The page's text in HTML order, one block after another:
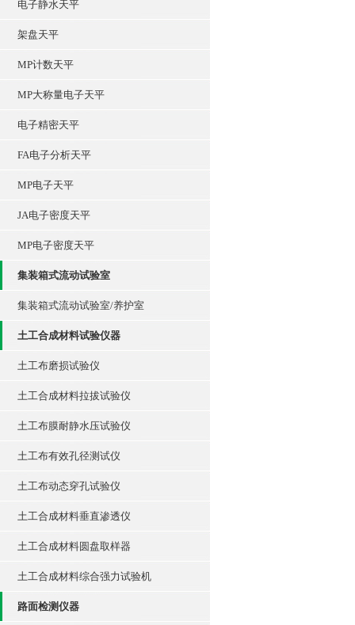
电子静水天平
架盘天平
MP计数天平
MP大称量电子天平
电子精密天平
FA电子分析天平
MP电子天平
JA电子密度天平
MP电子密度天平
集装箱式流动试验室
集装箱式流动试验室/养护室
土工合成材料试验仪器
土工布磨损试验仪
土工合成材料拉拔试验仪
土工布膜耐静水压试验仪
土工布有效孔径测试仪
土工布动态穿孔试验仪
土工合成材料垂直渗透仪
土工合成材料圆盘取样器
土工合成材料综合强力试验机
路面检测仪器